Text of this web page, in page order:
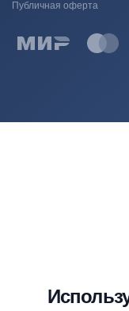
Публичная оферта